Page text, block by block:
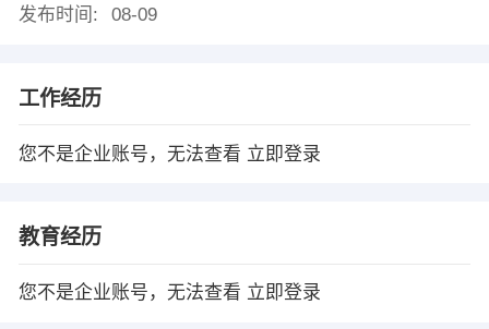
发布时间:
08-09
工作经历
您不是企业账号，无法查看 立即登录
教育经历
您不是企业账号，无法查看 立即登录